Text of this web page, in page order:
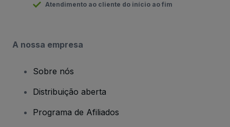
Atendimento ao cliente do início ao fim
A nossa empresa
Sobre nós
Distribuição aberta
Programa de Afiliados